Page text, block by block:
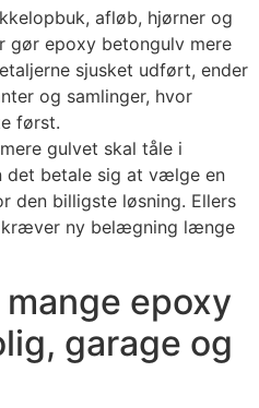
afløb, hjørner og
gør epoxy betongulv mere
sjusket udført, ender
og samlinger, hvor
først.
gulvet skal tåle i
det betale sig at vælge en
den billigste løsning. Ellers
kræver ny belægning længe
epoxy
garage og